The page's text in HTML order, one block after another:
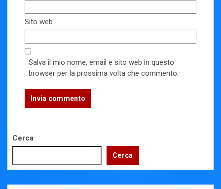
Sito web
Salva il mio nome, email e sito web in questo
browser per la prossima volta che commento.
Cerca
Cerca